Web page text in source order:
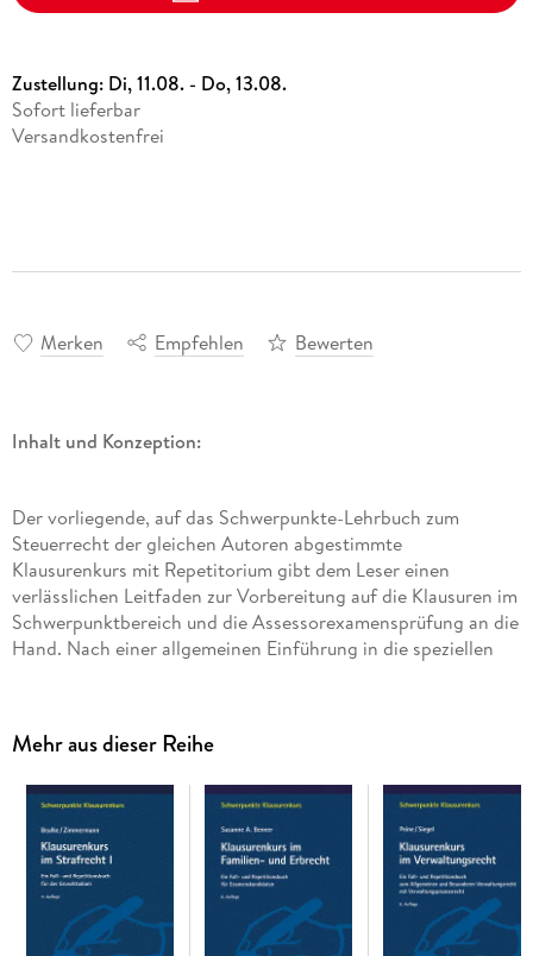
Zustellung: Di, 11.08. - Do, 13.08.
Sofort lieferbar
Versandkostenfrei
Merken Empfehlen Bewerten
Inhalt und Konzeption:
Der vorliegende, auf das Schwerpunkte-Lehrbuch zum
Steuerrecht der gleichen Autoren abgestimmte
Klausurenkurs mit Repetitorium gibt dem Leser einen
verlässlichen Leitfaden zur Vorbereitung auf die Klausuren im
Schwerpunktbereich und die Assessorexamensprüfung an die
Hand. Nach einer allgemeinen Einführung in die speziellen
sowie eine
Original-Seminararbeit
zu zentralen Problemen aus dem Einkommensteuer- und
Unternehmensteuerrecht sowie dem Steuerverfahrensrecht
exemplarisch und realitätsnah gelöst, mit dem Ziel der
Einarbeitung in die Technik der Fallbearbeitung und der
Einübung typischer Argumentationsmuster. Vorüberlegungen
und eine vorangestellte knappe Lösungsskizze dienen der
Mehr aus dieser Reihe